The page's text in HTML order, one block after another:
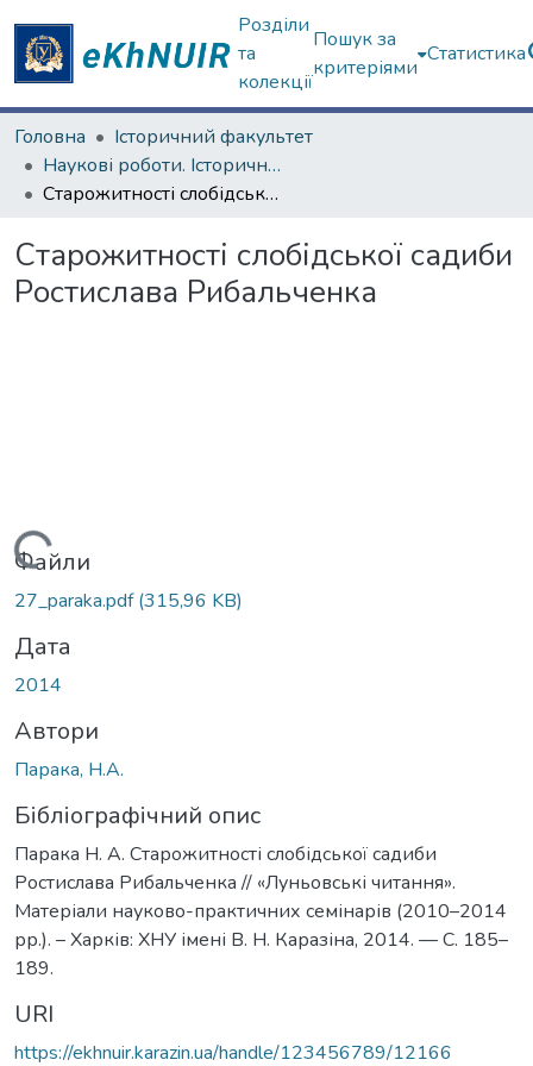
Розділи
та
колекції
Пошук за
критеріями
Статистика
Головна
Історичний факультет
Наукові роботи. Історичний факультет
Старожитності слобідської садиби Ростислава Рибальченка
Старожитності слобідської садиби
Ростислава Рибальченка
Вантажиться...
Файли
27_paraka.pdf(315,96 KB)
Дата
2014
Автори
Парака, Н.А.
Бібліографічний опис
Парака Н. А. Старожитності слобідської садиби
Ростислава Рибальченка // «Луньовські читання».
Матеріали науково-практичних семінарів (2010–2014
рр.). – Харків: ХНУ імені В. Н. Каразіна, 2014. — C. 185–
189.
URI
https://ekhnuir.karazin.ua/handle/123456789/12166